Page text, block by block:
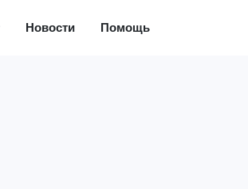
Новости Помощь